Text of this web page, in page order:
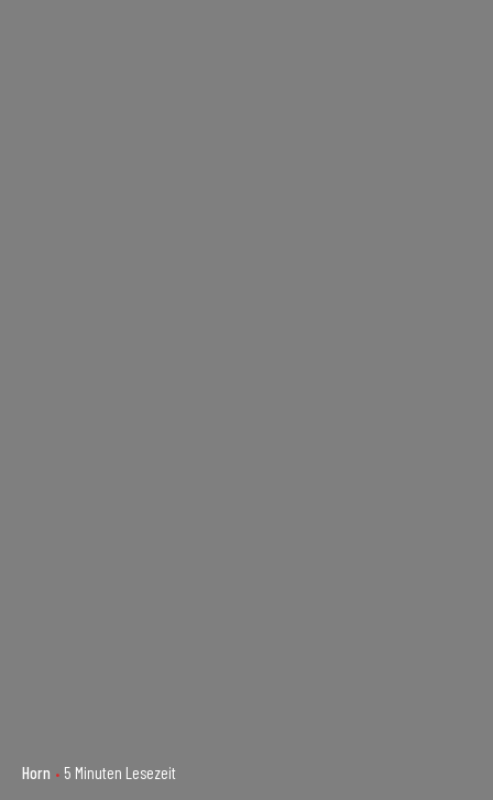
Horn 5 Minuten Lesezeit